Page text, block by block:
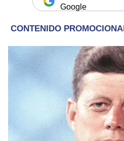
Google